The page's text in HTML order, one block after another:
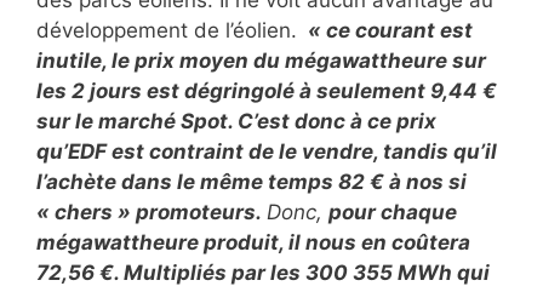
développement de l’éolien. « ce courant est
inutile, le prix moyen du mégawattheure sur
les 2 jours est dégringolé à seulement 9,44 €
sur le marché Spot. C’est donc à ce prix
qu’EDF est contraint de le vendre, tandis qu’il
l’achète dans le même temps 82 € à nos si
« chers » promoteurs. Donc, pour chaque
mégawattheure produit, il nous en coûtera
72,56 €. Multipliés par les 300 355 MWh qui